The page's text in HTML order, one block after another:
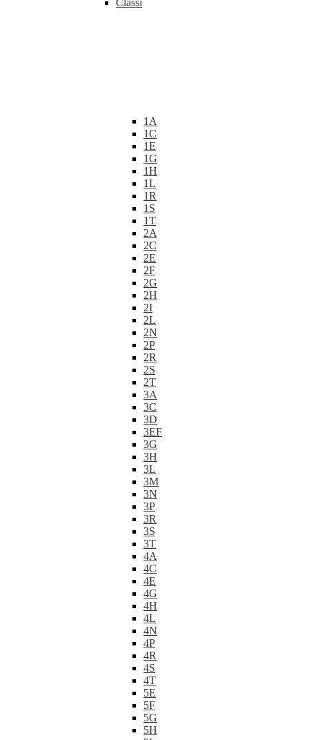
Classi
1A
1C
1E
1G
1H
1L
1R
1S
1T
2A
2C
2E
2F
2G
2H
2I
2L
2N
2P
2R
2S
2T
3A
3C
3D
3EF
3G
3H
3L
3M
3N
3P
3R
3S
3T
4A
4C
4E
4G
4H
4L
4N
4P
4R
4S
4T
5E
5F
5G
5H